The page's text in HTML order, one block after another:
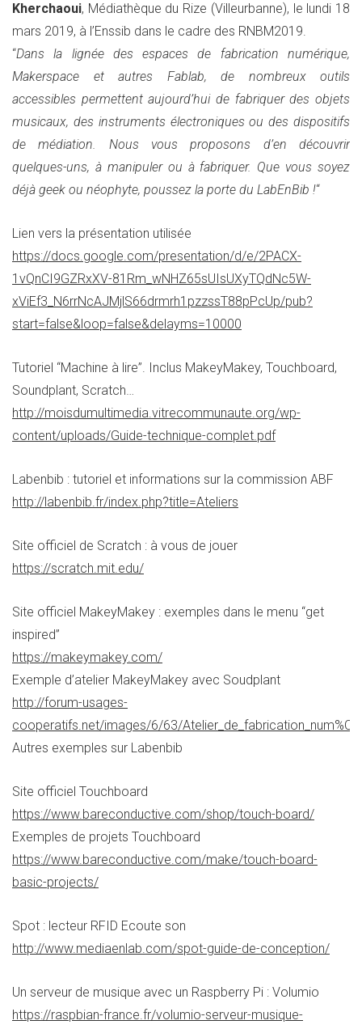
Kherchaoui, Médiathèque du Rize (Villeurbanne), le lundi 18
mars 2019, à l’Enssib dans le cadre des RNBM2019.
“Dans la lignée des espaces de fabrication numérique,
Makerspace et autres Fablab, de nombreux outils
accessibles permettent aujourd’hui de fabriquer des objets
musicaux, des instruments électroniques ou des dispositifs
de médiation. Nous vous proposons d’en découvrir
quelques-uns, à manipuler ou à fabriquer. Que vous soyez
déjà geek ou néophyte, poussez la porte du LabEnBib !“
Lien vers la présentation utilisée
https://docs.google.com/presentation/d/e/2PACX-
1vQnCI9GZRxXV-81Rm_wNHZ65sUIsUXyTQdNc5W-
xViEf3_N6rrNcAJMjlS66drmrh1pzzssT88pPcUp/pub?
start=false&loop=false&delayms=10000
Tutoriel “Machine à lire”. Inclus MakeyMakey, Touchboard,
Soundplant, Scratch…
http://moisdumultimedia.vitrecommunaute.org/wp-
content/uploads/Guide-technique-complet.pdf
Labenbib : tutoriel et informations sur la commission ABF
http://labenbib.fr/index.php?title=Ateliers
Site officiel de Scratch : à vous de jouer
https://scratch.mit.edu/
Site officiel MakeyMakey : exemples dans le menu “get
inspired”
https://makeymakey.com/
Exemple d’atelier MakeyMakey avec Soudplant
http://forum-usages-
cooperatifs.net/images/6/63/
Autres exemples sur Labenbib
Site officiel Touchboard
https://www.bareconductive.com/shop/touch-board/
Exemples de projets Touchboard
https://www.bareconductive.com/make/touch-board-
basic-projects/
Spot : lecteur RFID Ecoute son
http://www.mediaenlab.com/spot-guide-de-conception/
Un serveur de musique avec un Raspberry Pi : Volumio
https://raspbian-france.fr/volumio-serveur-musique-